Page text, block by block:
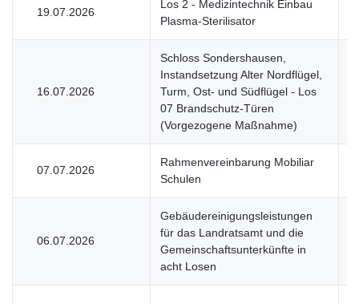
19.07.2026
Los 2 - Medizintechnik Einbau
Plasma-Sterilisator
16.07.2026
Schloss Sondershausen,
Instandsetzung Alter Nordflügel,
Turm, Ost- und Südflügel - Los
07 Brandschutz-Türen
(Vorgezogene Maßnahme)
07.07.2026
Rahmenvereinbarung Mobiliar
Schulen
06.07.2026
Gebäudereinigungsleistungen
für das Landratsamt und die
Gemeinschaftsunterkünfte in
acht Losen